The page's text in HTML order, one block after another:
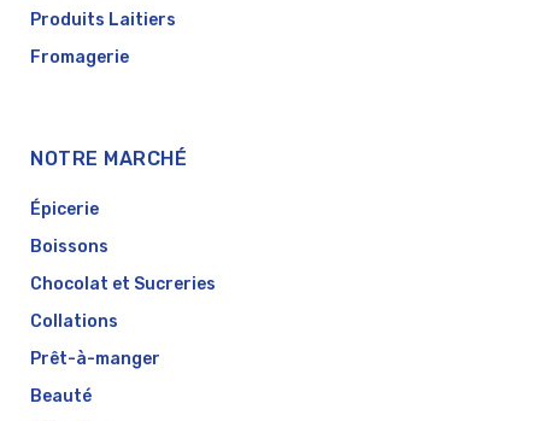
Produits Laitiers
Fromagerie
NOTRE MARCHÉ
Épicerie
Boissons
Chocolat et Sucreries
Collations
Prêt-à-manger
Beauté